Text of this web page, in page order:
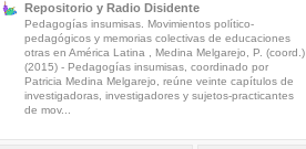
Repositorio y Radio Disidente
Pedagogías insumisas. Movimientos político-
pedagógicos y memorias colectivas de educaciones
otras en América Latina , Medina Melgarejo, P. (coord.)
(2015) - Pedagogías insumisas, coordinado por
Patricia Medina Melgarejo, reúne veinte capítulos de
investigadoras, investigadores y sujetos-practicantes
de mov...